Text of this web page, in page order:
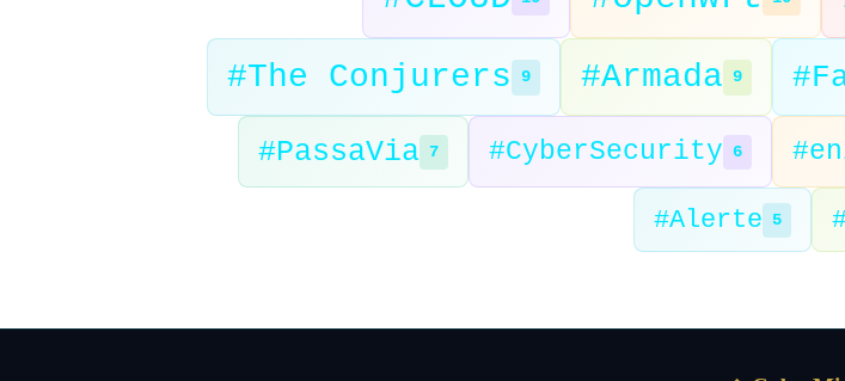
#The Conjurers 9 #Armada 9
#PassaVia 7 #CyberSecurity 6
#Alerte 5